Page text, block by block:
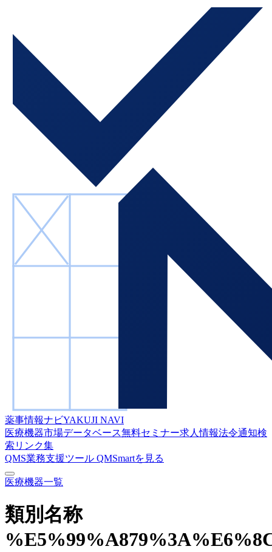
薬事情報ナビYAKUJI NAVI
医療機器市場データベース無料セミナー求人情報法令通知検
索 リンク集
QMS業務支援ツール QMSmartを見る
医療機器一覧
類別名称